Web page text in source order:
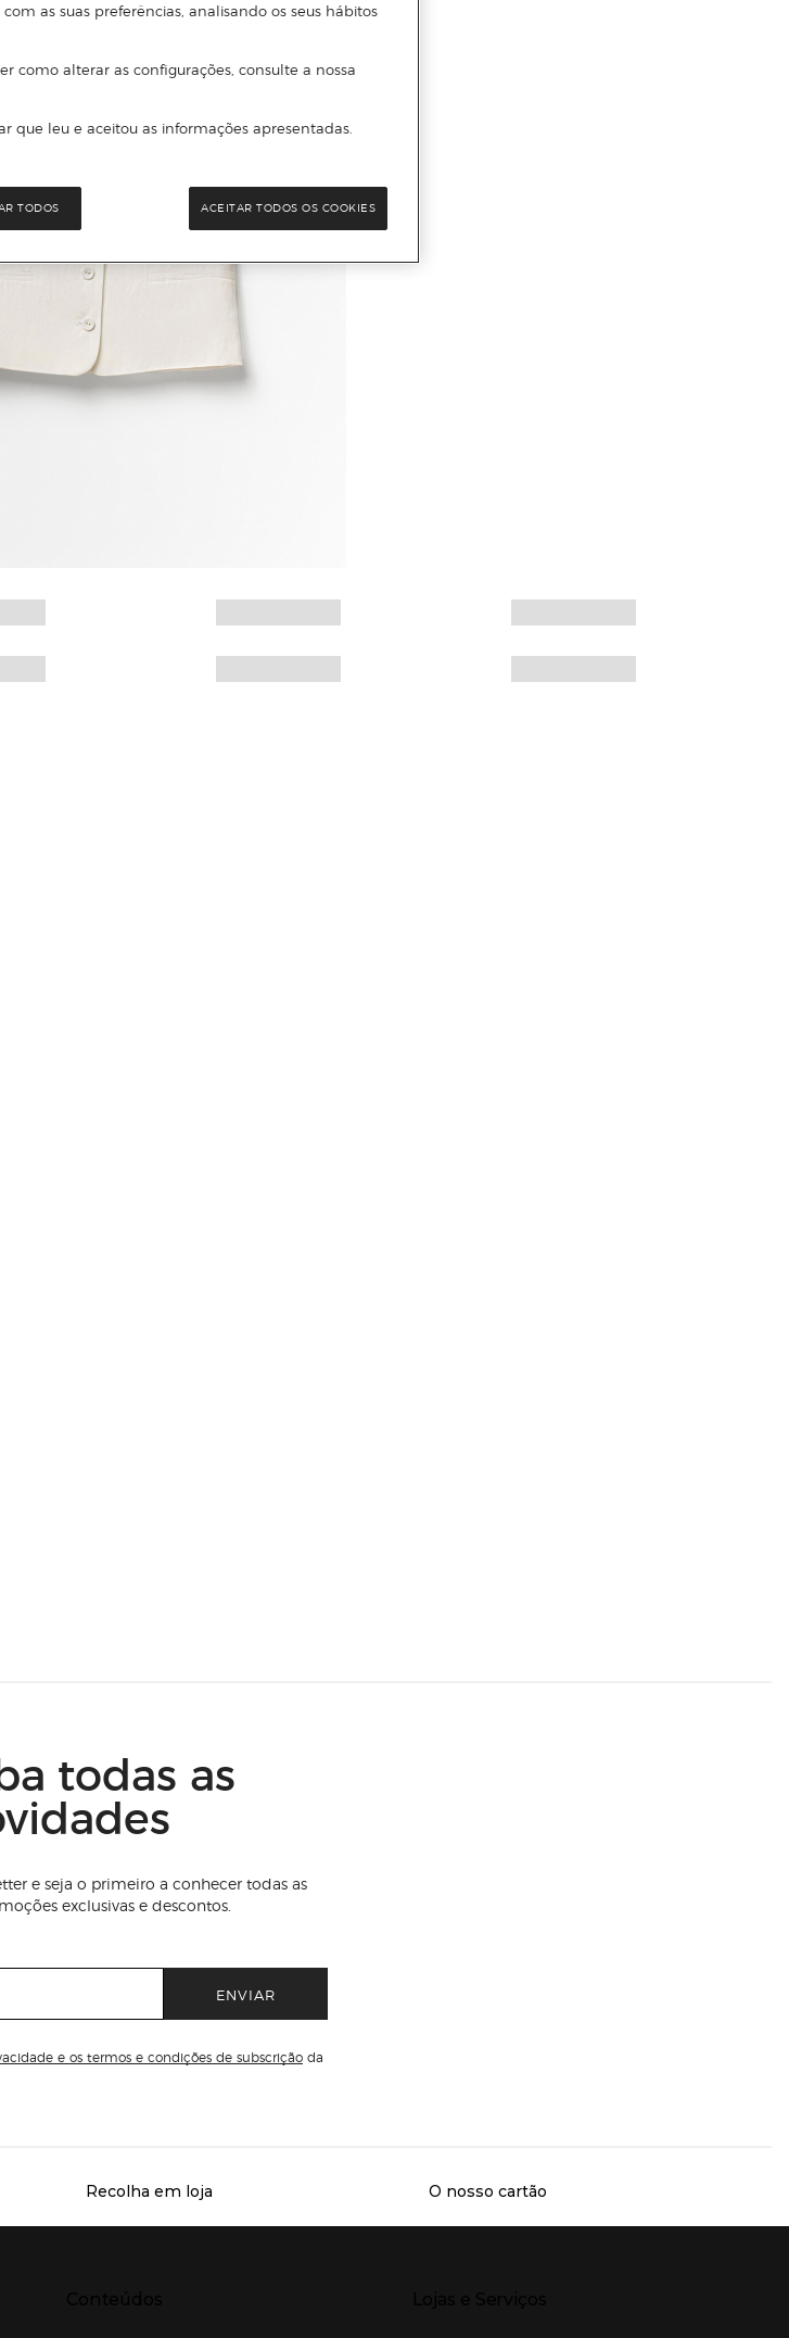
todas as
e seja o primeiro a conhecer todas as
exclusivas e descontos.
ENVIAR
e os termos e condições de subscrição da
Servicios destacados
Recolha em loja O nosso cartão
as suas preferências, analisando os seus hábitos
como alterar as configurações, consulte a nossa
que leu e aceitou as informações apresentadas.
TODOS ACEITAR TODOS OS COOKIES